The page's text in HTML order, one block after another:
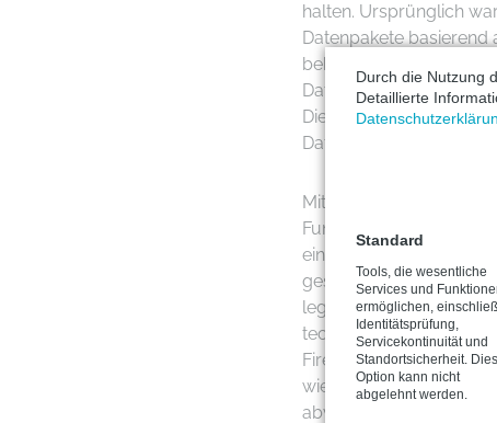
halten. Ursprünglich
Datenpakete basierend
bekannten Firewalls
Datenpakets, wie zum
Diese Technologie war
Datenkommunikation
Mit der Einführung von
Funktionalität erheblich
einzelne Datenpakete,
gesamten Verbindung.
legitim ist oder
technologische
Firewalls. Diese
wie Intrusion
abwehren können,
Durch die Nutzung
Detaillierte
Standard
Tools, die wesentliche
Services und
ermöglichen,
Identitätsprüfung,
Servicekontinuität und
Standortsicherheit.
Option kann nicht
abgelehnt werden.